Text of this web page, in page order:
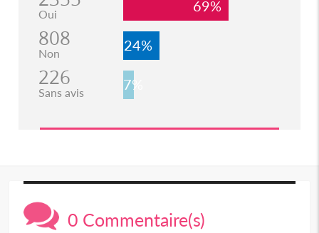
Oui 69%
808
Non 24%
226
Sans avis 7%
0 Commentaire(s)